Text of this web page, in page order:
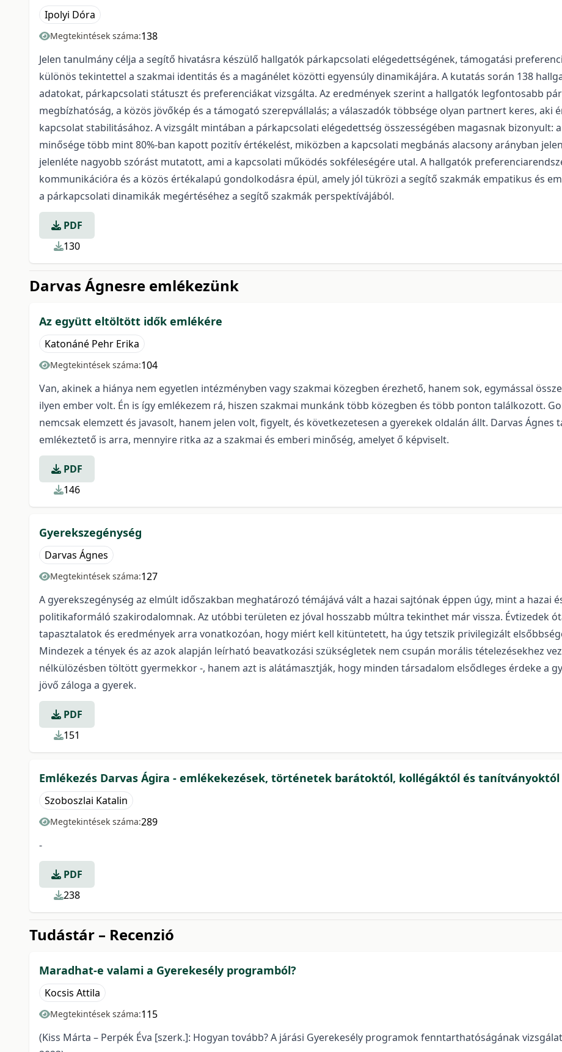
Ipolyi Dóra
Megtekintések száma:138
Jelen tanulmány célja a segítő hivatásra készülő hallgatók párkapcsolati elégedettségének, támogatási
különös tekintettel a szakmai identitás és a magánélet közötti egyensúly dinamikájára. A kutatás során 138
adatokat, párkapcsolati státuszt és preferenciákat vizsgálta. Az eredmények szerint a hallgatók legfontosabb
megbízhatóság, a közös jövőkép és a támogató szerepvállalás; a válaszadók többsége olyan partnert keres, aki
kapcsolat stabilitásához. A vizsgált mintában a párkapcsolati elégedettség összességében magasnak bizonyult:
minősége több mint 80%-ban kapott pozitív értékelést, miközben a kapcsolati megbánás alacsony arányban
jelenléte nagyobb szórást mutatott, ami a kapcsolati működés sokféleségére utal. A hallgatók
kommunikációra és a közös értékalapú gondolkodásra épül, amely jól tükrözi a segítő szakmák empatikus és
a párkapcsolati dinamikák megértéséhez a segítő szakmák perspektívájából.
PDF
130
Darvas Ágnesre emlékezünk
Az együtt eltöltött idők emlékére
Katonáné Pehr Erika
Megtekintések száma:104
Van, akinek a hiánya nem egyetlen intézményben vagy szakmai közegben érezhető, hanem sok, egymással
ilyen ember volt. Én is így emlékezem rá, hiszen szakmai munkánk több közegben és több ponton találkozott.
nemcsak elemzett és javasolt, hanem jelen volt, figyelt, és következetesen a gyerekek oldalán állt. Darvas Ágnes
emlékeztető is arra, mennyire ritka az a szakmai és emberi minőség, amelyet ő képviselt.
PDF
146
Gyerekszegénység
Darvas Ágnes
Megtekintések száma:127
A gyerekszegénység az elmúlt időszakban meghatározó témájává vált a hazai sajtónak éppen úgy, mint a hazai
politikaformáló szakirodalomnak. Az utóbbi területen ez jóval hosszabb múltra tekinthet már vissza. Évtizedek
tapasztalatok és eredmények arra vonatkozóan, hogy miért kell kitüntetett, ha úgy tetszik privilegizált
Mindezek a tények és az azok alapján leírható beavatkozási szükségletek nem csupán morális tételezésekhez
nélkülözésben töltött gyermekkor -, hanem azt is alátámasztják, hogy minden társadalom elsődleges érdeke a
jövő záloga a gyerek.
PDF
151
Emlékezés Darvas Ágira - emlékekezések, történetek barátoktól, kollégáktól és tanítványoktól
Szoboszlai Katalin
Megtekintések száma:289
-
PDF
238
Tudástár – Recenzió
Maradhat-e valami a Gyerekesély programból?
Kocsis Attila
Megtekintések száma:115
(Kiss Márta – Perpék Éva [szerk.]: Hogyan tovább? A járási Gyerekesély programok fenntarthatóságának